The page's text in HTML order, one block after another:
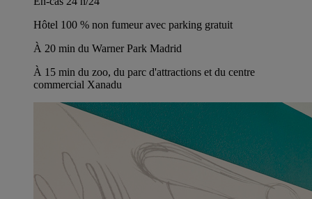
Hôtel 100 % non fumeur avec parking gratuit
À 20 min du Warner Park Madrid
À 15 min du zoo, du parc d'attractions et du centre
commercial Xanadu